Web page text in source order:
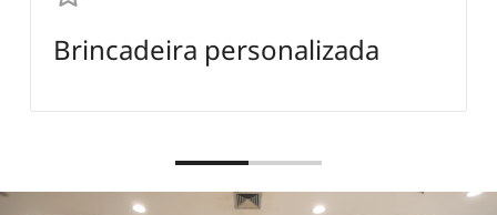
Brincadeira personalizada